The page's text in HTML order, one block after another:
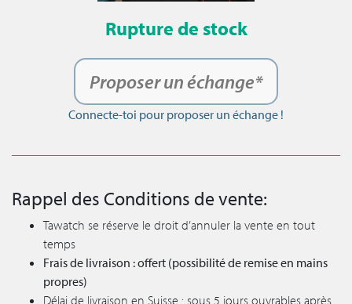
Rupture de stock
Proposer un échange*
Connecte-toi pour proposer un échange !
Rappel des Conditions de vente:
Tawatch se réserve le droit d’annuler la vente en tout
temps
Frais de livraison : offert (possibilité de remise en mains
propres)
Délai de livraison en Suisse : sous 5 jours ouvrables après